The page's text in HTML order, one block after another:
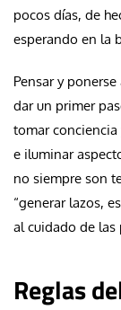
pocos días, de
esperando en la
Pensar y
dar un primer
tomar conciencia
e iluminar
no siempre son
“generar lazos,
al cuidado de las
Reglas